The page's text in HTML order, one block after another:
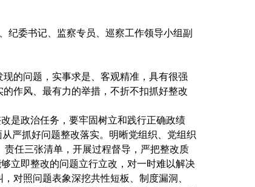
纪委书记、监察专员、巡察工作领导小组副
的问题，实事求是、客观精准，具有很强
作风、最有力的举措，不折不扣抓好整改
是政治任务， 要牢固树立和践行正确政绩
严抓好问题整改落实。 明晰党组织
党组织
责任三张清单， 开展过程督导，严把整改质
立即整改的问题立行立改 ， 对一时难以解决
， 对照问题表象深挖共性短板、制度漏洞、